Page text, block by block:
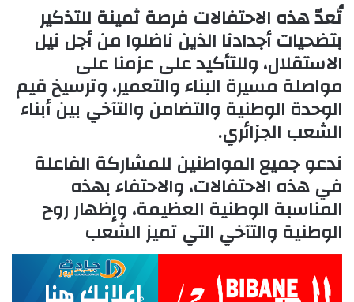
تُعدّ هذه الاحتفالات فرصة ثمينة للتذكير
بتضحيات أجدادنا الذين ناضلوا من أجل نيل
الاستقلال، وللتأكيد على عزمنا على
مواصلة مسيرة البناء والتعمير، وترسيخ قيم
الوحدة الوطنية والتضامن والتآخي بين أبناء
الشعب الجزائري.
ندعو جميع المواطنين للمشاركة الفاعلة
في هذه الاحتفالات، والاحتفاء بهذه
المناسبة الوطنية العظيمة، وإظهار روح
الوطنية والتآخي التي تميز الشعب